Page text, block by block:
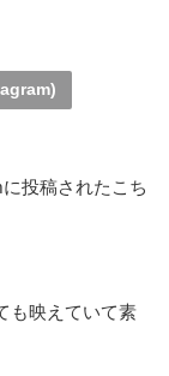
投稿されたこち
も映えていて素